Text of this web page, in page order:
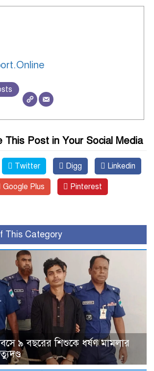
This Post in Your Social Media
Twitter Digg Linkedin
Google Plus Pinterest
This Category
৯ বছরের শিশুকে ধর্ষণ মামলার